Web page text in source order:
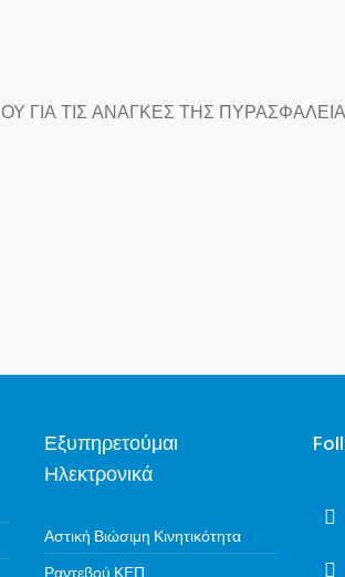
ΓΙΑ ΤΙΣ ΑΝΑΓΚΕΣ ΤΗΣ
Εξυπηρετούμαι
Ηλεκτρονικά
Αστική Βιώσιμη Κινητικότητα